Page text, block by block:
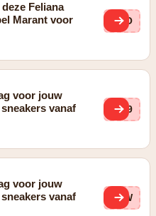
Feliana
Marant voor
5AO
voor jouw
vanaf
Mb9
voor jouw
vanaf
BVW